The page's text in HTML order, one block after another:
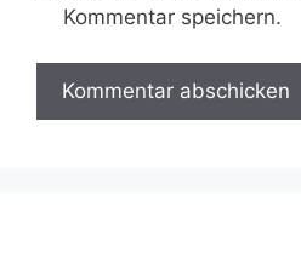
Kommentar speichern.